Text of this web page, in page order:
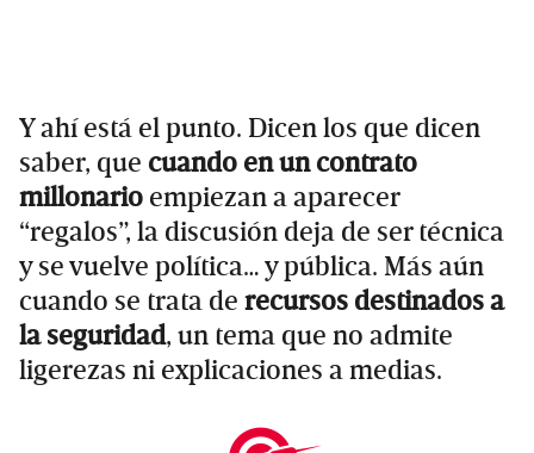
Y ahí está el punto. Dicen los que dicen
saber, que cuando en un contrato
millonario empiezan a aparecer
“regalos”, la discusión deja de ser técnica
y se vuelve política… y pública. Más aún
cuando se trata de recursos destinados a
la seguridad, un tema que no admite
ligerezas ni explicaciones a medias.